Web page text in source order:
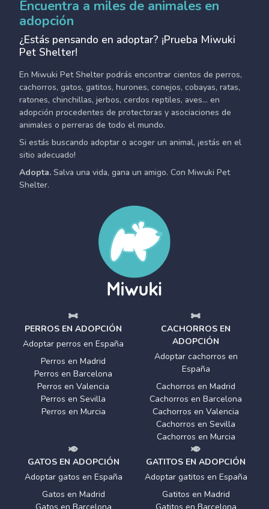
Encuentra a miles de animales en
adopción
¿Estás pensando en adoptar? ¡Prueba Miwuki
Pet Shelter!
En Miwuki Pet Shelter podrás encontrar cientos de perros,
cachorros, gatos, gatitos, hurones, conejos, cobayas, ratas,
ratones, chinchillas, jerbos, cerdos reptiles, aves... en
adopción procedentes de protectoras y asociaciones de
animales o perreras de todo el mundo.
Si estás buscando adoptar o acoger un animal, ¡estás en el
sitio adecuado!
Adopta. Salva una vida, gana un amigo. Con Miwuki Pet
Shelter.
PERROS EN ADOPCIÓN
Adoptar perros en España
Perros en Madrid
Perros en Barcelona
Perros en Valencia
Perros en Sevilla
Perros en Murcia
CACHORROS EN
ADOPCIÓN
Adoptar cachorros en
España
Cachorros en Madrid
Cachorros en Barcelona
Cachorros en Valencia
Cachorros en Sevilla
Cachorros en Murcia
GATOS EN ADOPCIÓN
Adoptar gatos en España
Gatos en Madrid
GATITOS EN ADOPCIÓN
Adoptar gatitos en España
Gatitos en Madrid